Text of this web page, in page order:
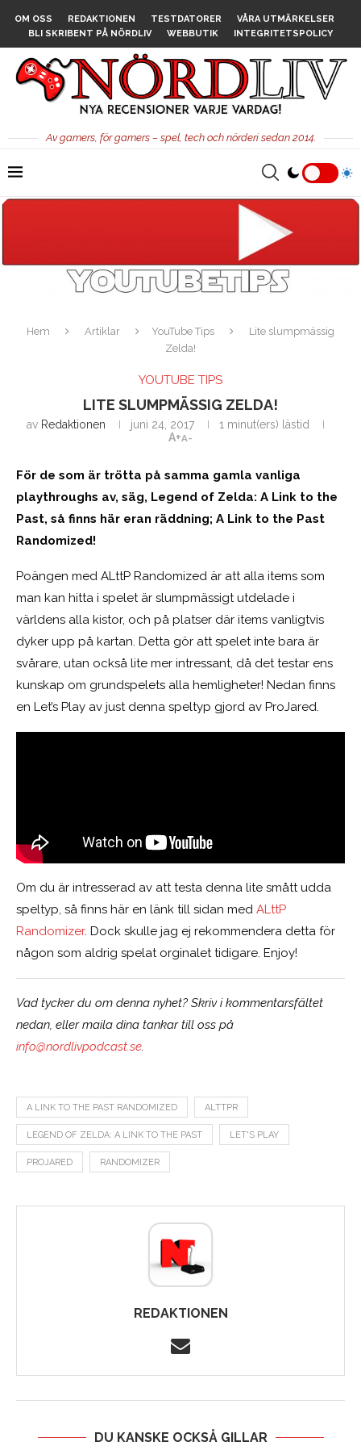
OM OSS REDAKTIONEN TESTDATORER
VÅRA UTMÄRKELSER
BLI SKRIBENT PÅ NÖRDLIV
WEBBUTIK INTEGRITETSPOLICY
Av gamers, för gamers – spel, tech och nörderi sedan 2014.
Hem Artiklar YouTube Tips
Lite slumpmässig
Zelda!
YOUTUBE TIPS
LITE SLUMPMÄSSIG ZELDA!
av Redaktionen juni 24, 2017
1 minut(ers) lästid
A+A-
För de som är trötta på samma gamla vanliga
playthroughs av, säg, Legend of Zelda: A Link to the
Past, så finns här eran räddning; A Link to the Past
Randomized!
Poängen med ALttP Randomized är att alla items som
man kan hitta i spelet är slumpmässigt utdelade i
världens alla kistor, och på platser där items vanligtvis
dyker upp på kartan. Detta gör att spelet inte bara är
svårare, utan också lite mer intressant, då det testar ens
kunskap om grundspelets alla hemligheter! Nedan finns
en Let’s Play av just denna speltyp gjord av ProJared.
Om du är intresserad av att testa denna lite smått udda
speltyp, så finns här en länk till sidan med ALttP
Randomizer. Dock skulle jag ej rekommendera detta för
någon som aldrig spelat orginalet tidigare. Enjoy!
Vad tycker du om denna nyhet? Skriv i kommentarsfältet
nedan, eller maila dina tankar till oss på
info@nordlivpodcast.se.
A LINK TO THE PAST RANDOMIZED ALTTPR
LEGEND OF ZELDA: A LINK TO THE PAST LET'S PLAY
PROJARED RANDOMIZER
REDAKTIONEN
DU KANSKE OCKSÅ GILLAR